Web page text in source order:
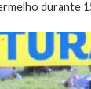
durante